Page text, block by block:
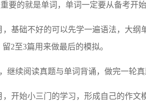
要的就是单词，单词一定要从备考开
，基础不好的可以先学一遍语法，大
2至3篇用来做最后的模拟。
继续阅读真题与单词背诵，做完一轮
，开始小三门的学习，形成自己的作文